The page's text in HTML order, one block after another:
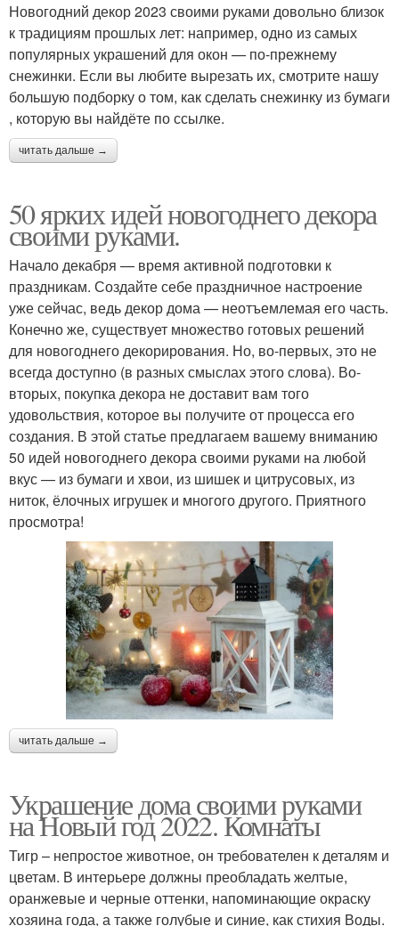
Новогодний декор 2023 своими руками довольно близок
к традициям прошлых лет: например, одно из самых
популярных украшений для окон — по‑прежнему
снежинки. Если вы любите вырезать их, смотрите нашу
большую подборку о том, как сделать снежинку из бумаги
, которую вы найдёте по ссылке.
читать дальше →
50 ярких идей новогоднего декора
своими руками.
Начало декабря — время активной подготовки к
праздникам. Создайте себе праздничное настроение
уже сейчас, ведь декор дома — неотъемлемая его часть.
Конечно же, существует множество готовых решений
для новогоднего декорирования. Но, во-первых, это не
всегда доступно (в разных смыслах этого слова). Во-
вторых, покупка декора не доставит вам того
удовольствия, которое вы получите от процесса его
создания. В этой статье предлагаем вашему вниманию
50 идей новогоднего декора своими руками на любой
вкус — из бумаги и хвои, из шишек и цитрусовых, из
ниток, ёлочных игрушек и многого другого. Приятного
просмотра!
читать дальше →
Украшение дома своими руками
на Новый год 2022. Комнаты
Тигр – непростое животное, он требователен к деталям и
цветам. В интерьере должны преобладать желтые,
оранжевые и черные оттенки, напоминающие окраску
хозяина года, а также голубые и синие, как стихия Воды.